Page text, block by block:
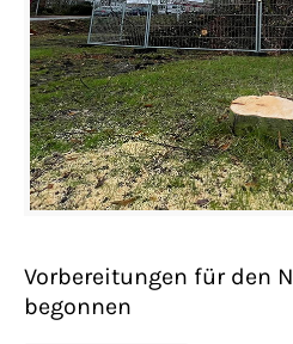
Vorbereitungen für den
begonnen